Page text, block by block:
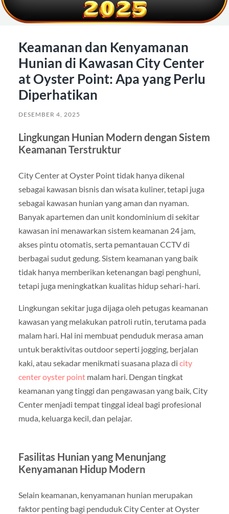
Keamanan dan Kenyamanan
Hunian di Kawasan City Center
at Oyster Point: Apa yang Perlu
Diperhatikan
DESEMBER 4, 2025
Lingkungan Hunian Modern dengan Sistem
Keamanan Terstruktur
City Center at Oyster Point tidak hanya dikenal
sebagai kawasan bisnis dan wisata kuliner, tetapi juga
sebagai kawasan hunian yang aman dan nyaman.
Banyak apartemen dan unit kondominium di sekitar
kawasan ini menawarkan sistem keamanan 24 jam,
akses pintu otomatis, serta pemantauan CCTV di
berbagai sudut gedung. Sistem keamanan yang baik
tidak hanya memberikan ketenangan bagi penghuni,
tetapi juga meningkatkan kualitas hidup sehari-hari.
Lingkungan sekitar juga dijaga oleh petugas keamanan
kawasan yang melakukan patroli rutin, terutama pada
malam hari. Hal ini membuat penduduk merasa aman
untuk beraktivitas outdoor seperti jogging, berjalan
kaki, atau sekadar menikmati suasana plaza di city
center oyster pointmalam hari. Dengan tingkat
keamanan yang tinggi dan pengawasan yang baik, City
Center menjadi tempat tinggal ideal bagi profesional
muda, keluarga kecil, dan pelajar.
Fasilitas Hunian yang Menunjang
Kenyamanan Hidup Modern
Selain keamanan, kenyamanan hunian merupakan
faktor penting bagi penduduk City Center at Oyster